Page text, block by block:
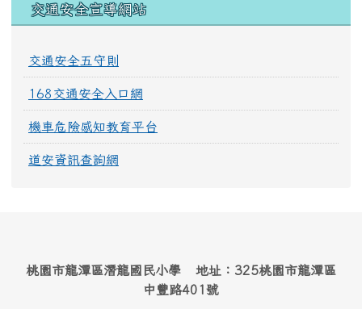
交通安全宣導網站
交通安全五守則
168交通安全入口網
機車危險感知教育平台
道安資訊查詢網
桃園市龍潭區潛龍國民小學 地址：325桃園市龍潭區
中豐路401號